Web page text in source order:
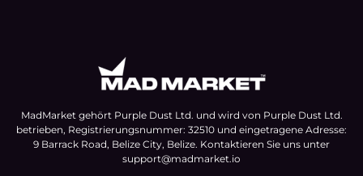
Potenzielle Partner müssen das obenstehende
Formular ausfüllen oder ihre Vorschläge an
MadMarket entscheidet, ob Ihre Bewerbung
angenommen wird, und die Entscheidung ist endgültig.
Sie werden per E-Mail benachrichtigt, wenn Ihre
MadMarket gehört Purple Dust Ltd. und wird von Purple Dust Ltd.
betrieben, Registrierungsnummer: 32510 und eingetragene Adresse:
9 Barrack Road, Belize City, Belize. Kontaktieren Sie uns unter
support@madmarket.io